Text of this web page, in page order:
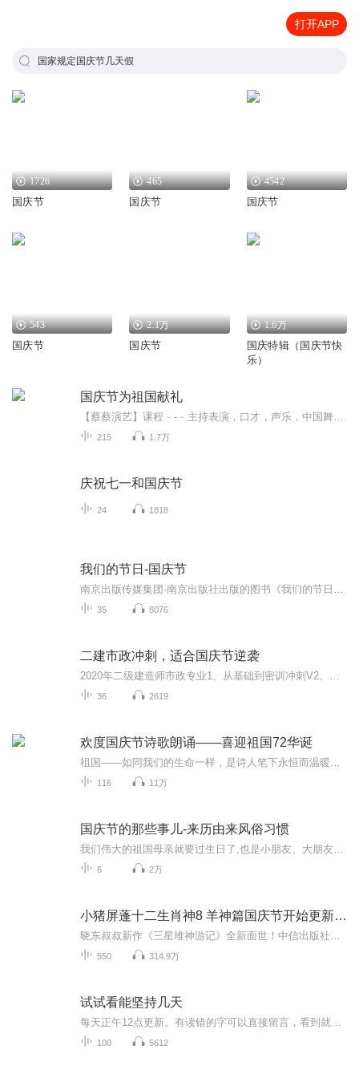
打开APP
国家规定国庆节几天假
1726
国庆节
465
国庆节
4542
国庆节
543
国庆节
2.1万
国庆节
1.6万
国庆特辑（国庆节快
乐）
国庆节为祖国献礼
215 1.7万
庆祝七一和国庆节
24 1818
我们的节日-国庆节
35 8076
二建市政冲刺，适合国庆节逆袭
36 2619
欢度国庆节诗歌朗诵——喜迎祖国72华诞
116 11万
国庆节的那些事儿-来历由来风俗习惯
6 2万
小猪屏蓬十二生肖神8 羊神篇国庆节开始更新啦！
550 314.9万
试试看能坚持几天
100 5612